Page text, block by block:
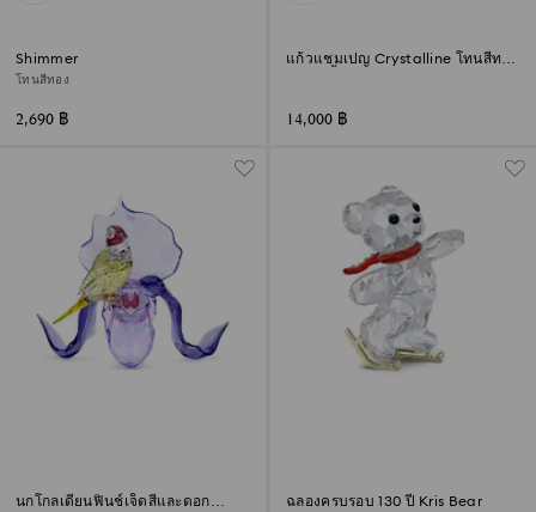
Shimmer
โทนสีทอง
2,690 ฿
แก้วแชมเปญ Crystalline โทนสีทอง
14,000 ฿
นกโกลเดียนฟินช์เจ็ดสีและดอก
ฉลองครบรอบ 130 ปี Kris Bear